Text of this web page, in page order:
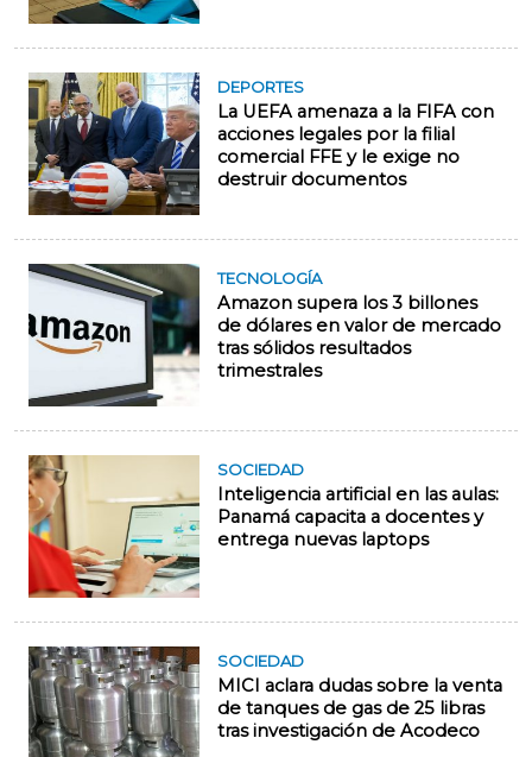
DEPORTES
La UEFA amenaza a la FIFA con
acciones legales por la filial
comercial FFE y le exige no
destruir documentos
TECNOLOGÍA
Amazon supera los 3 billones
de dólares en valor de mercado
tras sólidos resultados
trimestrales
SOCIEDAD
Inteligencia artificial en las aulas:
Panamá capacita a docentes y
entrega nuevas laptops
SOCIEDAD
MICI aclara dudas sobre la venta
de tanques de gas de 25 libras
tras investigación de Acodeco